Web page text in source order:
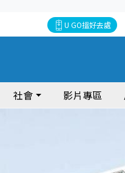
U GO搵好去處
社會 影片專區